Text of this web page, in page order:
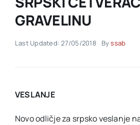
Akti SSAB
GRAVELINU
Last Updated: 27/05/2018 Byssab
VESLANJE
Novo odličje za srpsko veslanje